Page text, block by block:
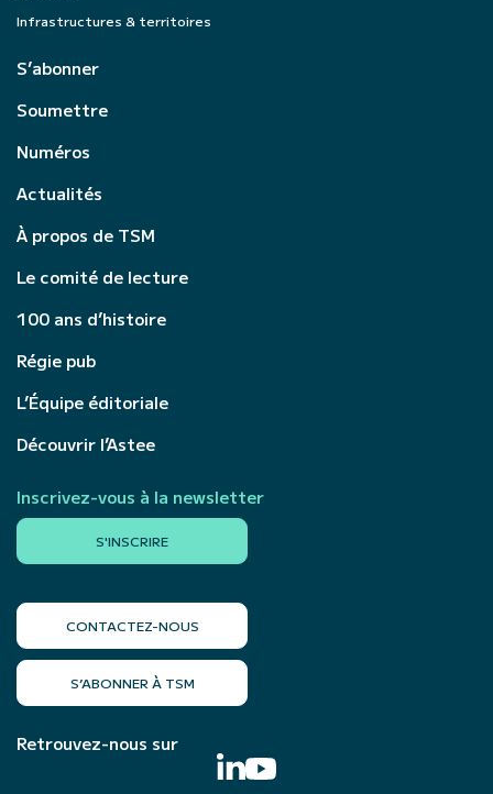
Infrastructures & territoires
S’abonner
Soumettre
Numéros
Actualités
À propos de TSM
Le comité de lecture
100 ans d’histoire
Régie pub
L’Équipe éditoriale
Découvrir l’Astee
Inscrivez-vous à la newsletter
S'INSCRIRE
CONTACTEZ-NOUS
S’ABONNER À TSM
Retrouvez-nous sur